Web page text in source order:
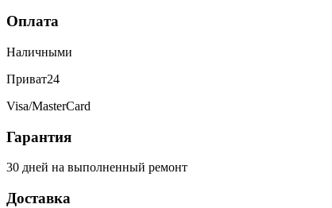
исправили, заряд пошёл. Спасибо
Оплата
Наличными
Приват24
Visa/MasterCard
Гарантия
30 дней на выполненный ремонт
Доставка